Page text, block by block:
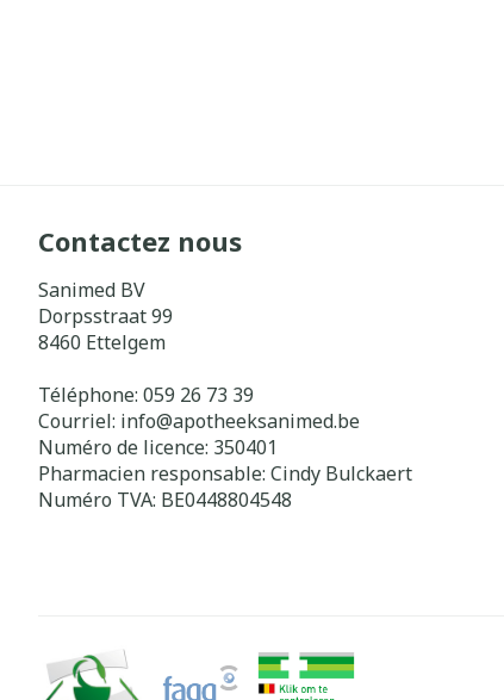
Contactez nous
Sanimed BV
Dorpsstraat 99
8460 Ettelgem
Téléphone: 059 26 73 39
Courriel: info@apotheeksanimed.be
Numéro de licence: 350401
Pharmacien responsable: Cindy Bulckaert
Numéro TVA: BE0448804548